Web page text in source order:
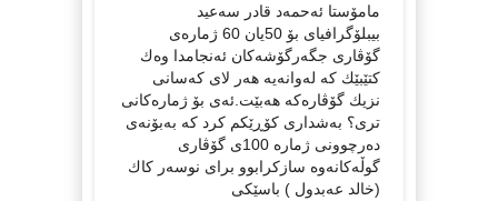
مامۆستا ئه‌حمه‌د قادر سه‌عید
بیبلۆگرافیای بۆ 50یان 60 ژماره‌ی
گۆڤاری جگه‌رگۆشه‌كان ئه‌نجامدا وه‌ك
كتێبێك كه‌ له‌وانه‌یه‌ هه‌ر لای كه‌سانی
نزیك گۆڤاره‌كه‌ هه‌بێت.ئه‌ی بۆ ژماره‌كانی
تری؟ به‌شداری كۆڕێكم كرد كه‌ به‌بۆنه‌ی
ده‌رچوونی ژماره‌ 100ی گۆڤاری
گوڵه‌كانه‌وه‌ سازكرابوو برای نوسه‌ر كاك
(خالد عه‌بدول ) باسێكی